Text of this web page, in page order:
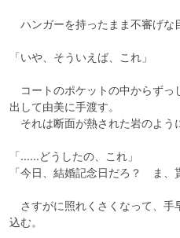
ハンガーを持ったまま不審げな
「いや、そういえば、これ」
コートのポケットの中からずっ
出して由美に手渡す。
それは断面が熱された岩のよう
「……どうしたの、これ」
「今日、結婚記念日だろ？　ま、
さすがに照れくさくなって、手
込む。